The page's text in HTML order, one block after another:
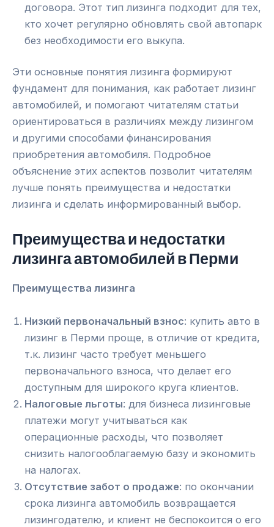
договора. Этот тип лизинга подходит для тех,
кто хочет регулярно обновлять свой автопарк
без необходимости его выкупа.
Эти основные понятия лизинга формируют
фундамент для понимания, как работает лизинг
автомобилей, и помогают читателям статьи
ориентироваться в различиях между лизингом
и другими способами финансирования
приобретения автомобиля. Подробное
объяснение этих аспектов позволит читателям
лучше понять преимущества и недостатки
лизинга и сделать информированный выбор.
Преимущества и недостатки
лизинга автомобилей в Перми
Преимущества лизинга
Низкий первоначальный взнос: купить авто в
лизинг в Перми проще, в отличие от кредита,
т.к. лизинг часто требует меньшего
первоначального взноса, что делает его
доступным для широкого круга клиентов.
Налоговые льготы: для бизнеса лизинговые
платежи могут учитываться как
операционные расходы, что позволяет
снизить налогооблагаемую базу и экономить
на налогах.
Отсутствие забот о продаже: по окончании
срока лизинга автомобиль возвращается
лизингодателю, и клиент не беспокоится о его